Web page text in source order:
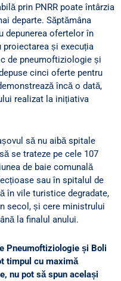
prin PNRR poate întârzia
departe. Săptămâna
depunerea ofertelor în
și execuția
de pneumoftiziologie și
cinci oferte pentru
încă o dată,
realizat la inițiativa
să nu aibă spitale
se trateze pe cele 107
de baie comunală
sau în spitalul de
în vile turistice degradate,
secol, și cere ministrului
la finalul anului.
Pneumoftiziologie și Boli
timpul cu maximă
nu pot să spun același